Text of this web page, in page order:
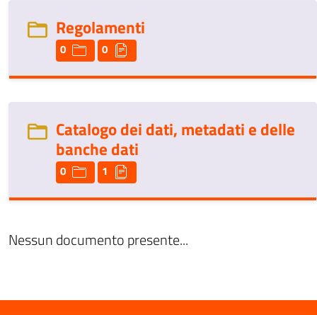
Regolamenti
0 0
Catalogo dei dati, metadati e delle
banche dati
0 1
Nessun documento presente...